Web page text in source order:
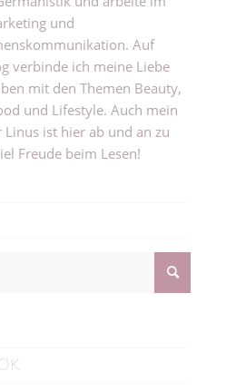
und
Auf
verbinde ich meine Liebe
mit den Themen Beauty,
und Lifestyle. Auch mein
Linus ist hier ab und an zu
Freude beim Lesen!